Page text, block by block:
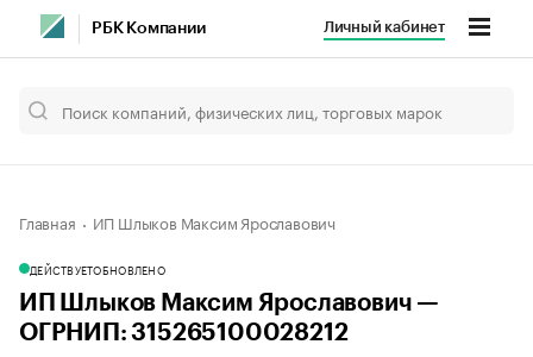
РБК Компании Личный кабинет
Главная ИП Шлыков Максим Ярославович
ДЕЙСТВУЕТОБНОВЛЕНО
ИП Шлыков Максим Ярославович —
ОГРНИП: 315265100028212